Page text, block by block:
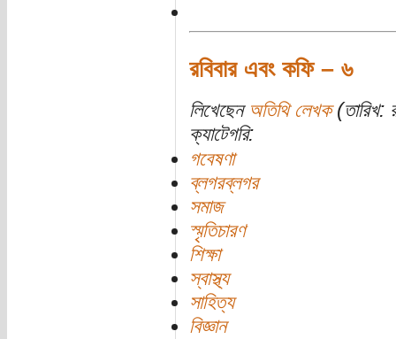
রবিবার এবং কফি – ৬
লিখেছেন অতিথি লেখক(তারিখ:
ক্যাটেগরি:
গবেষণা
ব্লগরব্লগর
সমাজ
স্মৃতিচারণ
শিক্ষা
স্বাস্থ্য
সাহিত্য
বিজ্ঞান